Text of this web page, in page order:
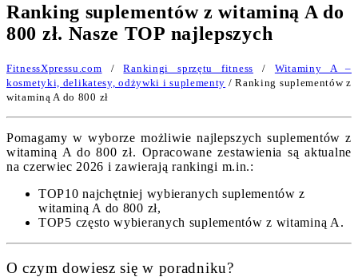
Ranking suplementów z witaminą A do
800 zł. Nasze TOP najlepszych
FitnessXpressu.com /Rankingi sprzętu fitness / Witaminy A –
kosmetyki, delikatesy, odżywki i suplementy / Ranking suplementów z
witaminą A do 800 zł
Pomagamy w wyborze możliwie najlepszych suplementów z
witaminą A do 800 zł. Opracowane zestawienia są aktualne
na czerwiec 2026 i zawierają rankingi m.in.:
TOP10 najchętniej wybieranych suplementów z
witaminą A do 800 zł,
TOP5 często wybieranych suplementów z witaminą A.
O czym dowiesz się w poradniku?